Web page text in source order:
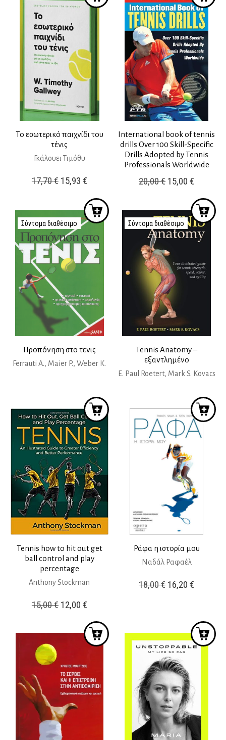
13,30 €.είναι:
11,97 €.
Το εσωτερικό παιχνίδι του
τένις
Γκάλουει Τιμόθυ
17,70€ Original
was:
17,70 €.
15,93 €Η
τιμή
είναι:
15,93 €.
International book of tennis
drills Over 100 Skill-Specific
Drills Adopted by Tennis
Professionals Worldwide
20,00€ Original
was:
20,00 €.
15,00€
τιμή
είναι:
15,00 €.
Σύντομα διαθέσιμο
Προπόνηση στο τενις
Ferrauti A., Maier P., Weber K.
Σύντομα διαθέσιμο
Tennis Anatomy –
εξαντλημένο
E. Paul Roetert, Mark S. Kovacs
Tennis how to hit out get
ball control and play
percentage
Anthony Stockman
15,00€ Original
was:
15,00 €.
12,00 €Η
τιμή
είναι:
Ράφα η ιστορία μου
Ναδάλ Ραφαέλ
18,00€ Original
18,00 €.
16,20€
είναι:
16,20 €.